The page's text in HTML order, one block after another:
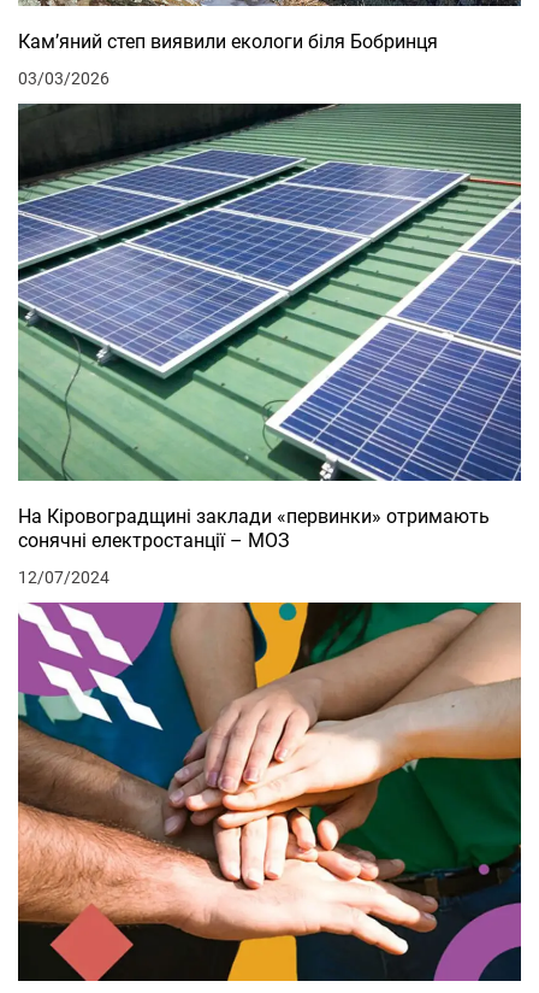
Кам’яний степ виявили екологи біля Бобринця
03/03/2026
На Кіровоградщині заклади «первинки» отримають
сонячні електростанції – МОЗ
12/07/2024